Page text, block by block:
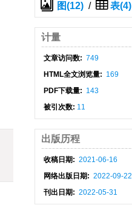
图(12) / 表(4)
计量
文章访问数: 749
HTML全文浏览量: 169
PDF下载量: 143
被引次数: 11
出版历程
收稿日期: 2021-06-16
网络出版日期: 2022-09-22
刊出日期: 2022-05-31